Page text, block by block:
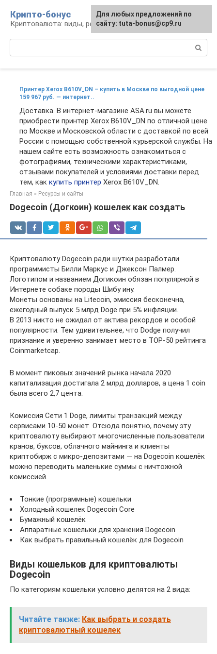
контенту
Крипто-бонус
Криптовалюта: виды, ресурсы, новости
Принтер Xerox B610V_DN – купить в Москве по выгодной цене
159 967 руб. — интернет..
Доставка. В интернет-магазине ASA.ru вы можете
приобрести принтер Xerox B610V_DN по отличной цене
по Москве и Московской области с доставкой по всей
России с помощью собственной курьерской службы. На
нашем сайте есть возможность ознакомиться с
фотографиями, техническими характеристиками,
отзывами покупателей и условиями доставки перед
тем, как купить принтер Xerox B610V_DN.
Главная » Ресурсы и сайты
Dogecoin (Догкоин) кошелек как создать
Криптовалюту Dogecoin ради шутки разработали
программисты Билли Маркус и Джексон Палмер.
Логотипом и названием Догикоин обязан популярной в
Интернете собаке породы Шибу ину.
Монеты основаны на Litecoin, эмиссия бесконечна,
ежегодный выпуск 5 млрд Doge при 5% инфляции.
В 2013 никто не ожидал от актива рекордов и особой
популярности. Тем удивительнее, что Dodge получил
признание и уверенно занимает место в ТОР-50 рейтинга
Coinmarketcap.
В момент пиковых значений рынка начала 2020
капитализация достигала 2 млрд долларов, а цена 1 coin
была всего 2,7 цента.
Комиссия Сети 1 Doge, лимиты транзакций между
сервисами 10-50 монет. Отсюда понятно, почему эту
криптовалюту выбирают многочисленные пользователи
кранов, буксов, облачного майнинга и клиенты
криптобирж с микро-депозитами — на Dogecoin кошелёк
можно переводить маленькие суммы с ничтожной
комиссией.
Тонкие (программные) кошельки
Холодный кошелек Dogecoin Core
Бумажный кошелёк
Аппаратные кошельки для хранения Dogecoin
Как выбрать правильный кошелёк для Dogecoin
Виды кошельков для криптовалюты
Dogecoin
По категориям кошельки условно делятся на 2 вида:
Читайте также: Как выбрать и создать
криптовалютный кошелек
Для любых предложений по
сайту: tuta-bonus@cp9.ru